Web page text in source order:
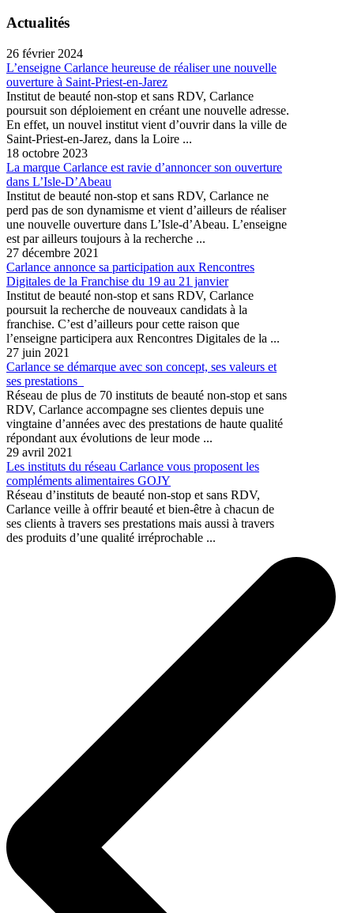
Actualités
26 février 2024
L’enseigne Carlance heureuse de réaliser une nouvelle
ouverture à Saint-Priest-en-Jarez
Institut de beauté non-stop et sans RDV, Carlance
poursuit son déploiement en créant une nouvelle adresse.
En effet, un nouvel institut vient d’ouvrir dans la ville de
Saint-Priest-en-Jarez, dans la Loire ...
18 octobre 2023
La marque Carlance est ravie d’annoncer son ouverture
dans L’Isle-D’Abeau
Institut de beauté non-stop et sans RDV, Carlance ne
perd pas de son dynamisme et vient d’ailleurs de réaliser
une nouvelle ouverture dans L’Isle-d’Abeau. L’enseigne
est par ailleurs toujours à la recherche ...
27 décembre 2021
Carlance annonce sa participation aux Rencontres
Digitales de la Franchise du 19 au 21 janvier
Institut de beauté non-stop et sans RDV, Carlance
poursuit la recherche de nouveaux candidats à la
franchise. C’est d’ailleurs pour cette raison que
l’enseigne participera aux Rencontres Digitales de la ...
27 juin 2021
Carlance se démarque avec son concept, ses valeurs et
ses prestations
Réseau de plus de 70 instituts de beauté non-stop et sans
RDV, Carlance accompagne ses clientes depuis une
vingtaine d’années avec des prestations de haute qualité
répondant aux évolutions de leur mode ...
29 avril 2021
Les instituts du réseau Carlance vous proposent les
compléments alimentaires GOJY
Réseau d’instituts de beauté non-stop et sans RDV,
Carlance veille à offrir beauté et bien-être à chacun de
ses clients à travers ses prestations mais aussi à travers
des produits d’une qualité irréprochable ...